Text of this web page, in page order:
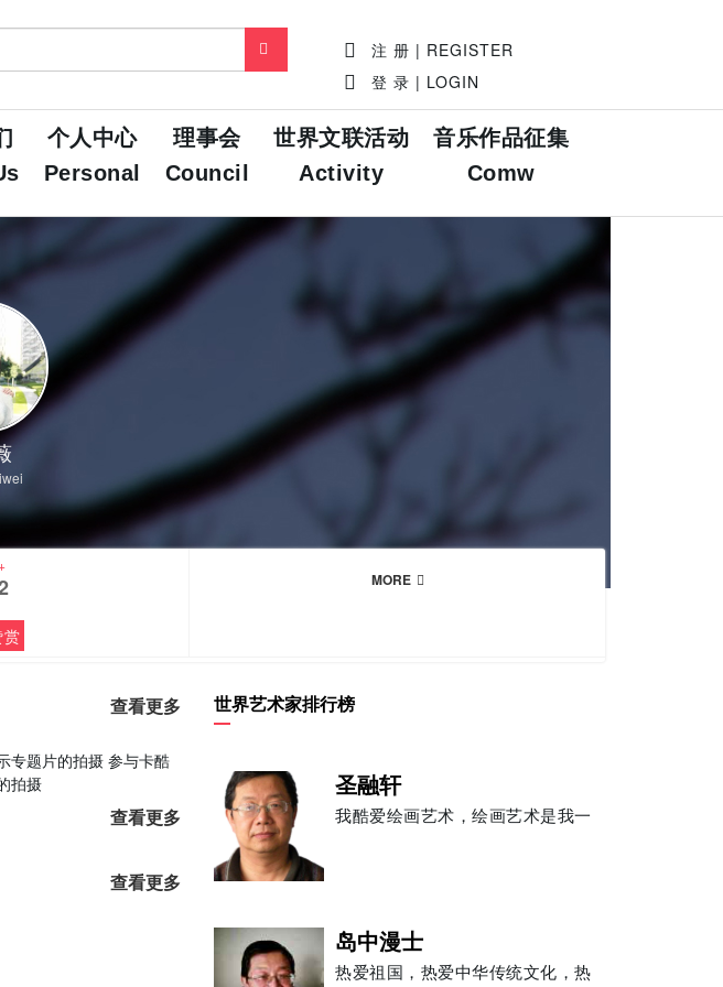
注 册 | REGISTER
登 录 | LOGIN
个人中心
Personal
理事会
Council
世界文联活动
Activity
音乐作品征集
Comw
赏
MORE
查看更多
专题片的拍摄 参与卡酷
拍摄
查看更多
查看更多
世界艺术家排行榜
圣融轩
我酷爱绘画艺术，绘画艺术是我一
岛中漫士
热爱祖国，热爱中华传统文化，热